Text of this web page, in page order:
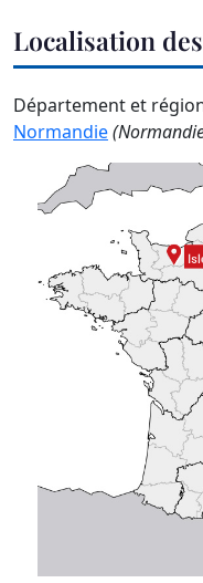
Localisation
Département et
Normandie